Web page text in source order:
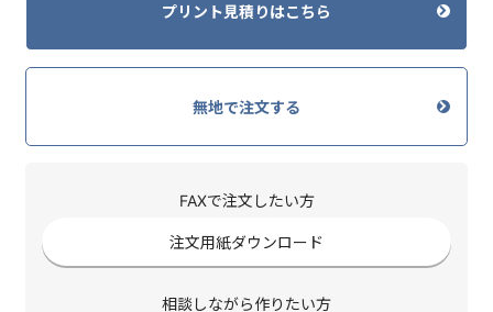
プリント見積りはこちら
無地で注文する
FAXで注文したい方
注文用紙ダウンロード
相談しながら作りたい方